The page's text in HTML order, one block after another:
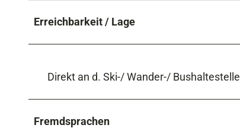
Erreichbarkeit / Lage
Direkt an d. Ski-/ Wander-/ Bushaltestelle
Fremdsprachen